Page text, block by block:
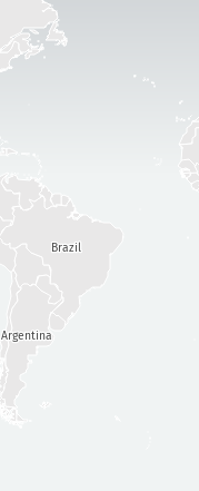
Argentina
Brazil